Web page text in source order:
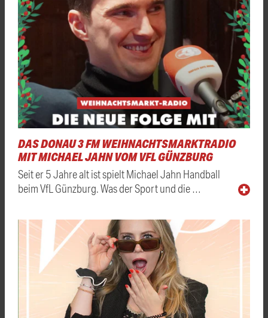
DAS DONAU 3 FM WEIHNACHTSMARKTRADIO
MIT MICHAEL JAHN VOM VFL GÜNZBURG
Seit er 5 Jahre alt ist spielt Michael Jahn Handball
beim VfL Günzburg. Was der Sport und die …